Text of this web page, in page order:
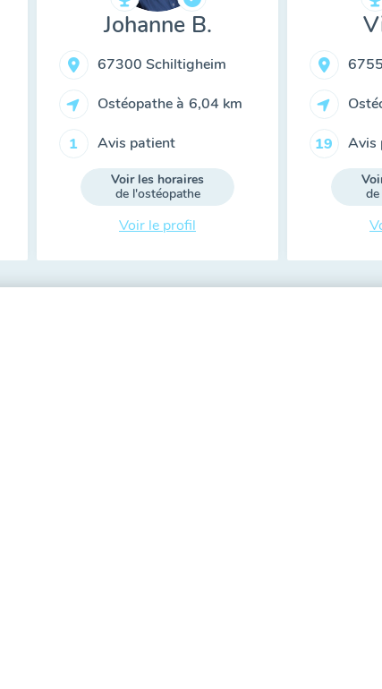
Johanne B.
67300 Schiltigheim
Ostéopathe à 6,04 km
1 Avis patient
Voir les horaires
de l'ostéopathe
Voir le profil
19 Avis